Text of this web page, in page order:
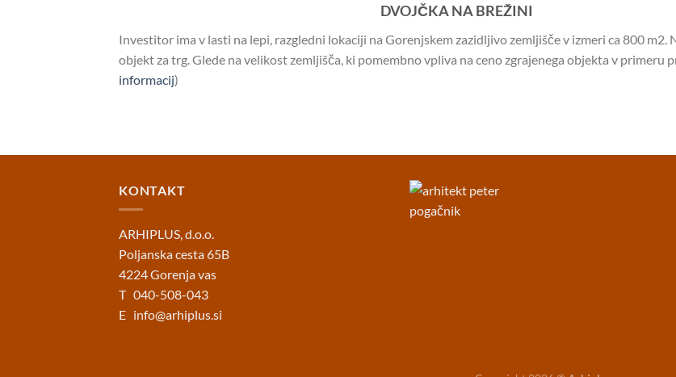
DVOJČKA NA BREŽINI
Investitor ima v lasti na lepi, razgledni lokaciji na Gorenjskem zazidljivo zemljišče v izmeri ca 800
objekt za trg. Glede na velikost zemljišča, ki pomembno vpliva na ceno zgrajenega objekta v primeru
informacij)
KONTAKT
ARHIPLUS, d.o.o.
Poljanska cesta 65B
4224 Gorenja vas
T 040-508-043
E info@arhiplus.si